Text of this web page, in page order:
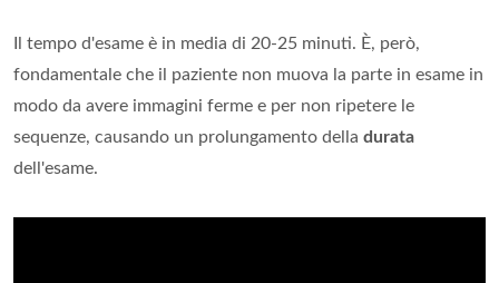
Il tempo d'esame è in media di 20-25 minuti. È, però,
fondamentale che il paziente non muova la parte in esame in
modo da avere immagini ferme e per non ripetere le
sequenze, causando un prolungamento della durata
dell'esame.